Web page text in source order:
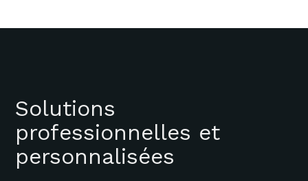
Solutions
professionnelles et
personnalisées